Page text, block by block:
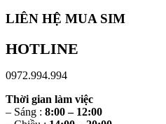
LIÊN HỆ MUA SIM
HOTLINE
0972.994.994
Thời gian làm việc
– Sáng : 8:00 – 12:00